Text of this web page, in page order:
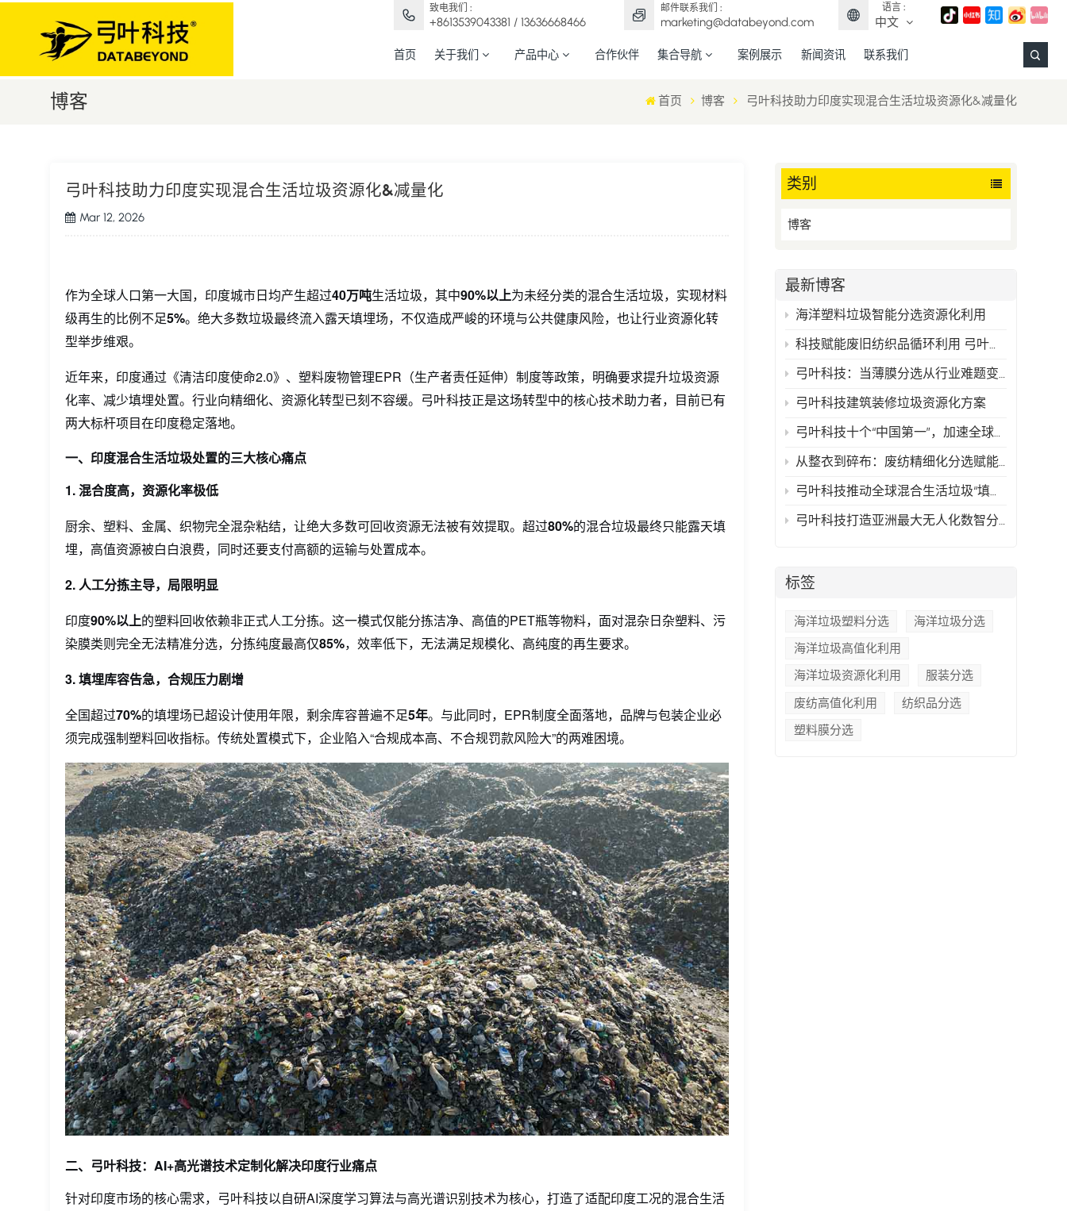
致电我们 :
+8613539043381 / 13636668466
邮件联系我们 :
marketing@databeyond.com
语言 :
中文
Español
中文
首页 关于我们 产品中心 合作伙伴 集合导航 案例展示 新闻资讯 联系我们
博客 首页 博客 弓叶科技助力印度实现混合生活垃圾资源化&减量化
类别
博客
最新博客
海洋塑料垃圾智能分选资源化利用
科技赋能废旧纺织品循环利用 弓叶科技打造精准分选新范式
弓叶科技：当薄膜分选从行业难题变成可复制的技术方案
弓叶科技建筑装修垃圾资源化方案
弓叶科技十个“中国第一”，加速全球再生资源行业智能化时代的到来
从整衣到碎布：废纺精细化分选赋能高值化再生
弓叶科技推动全球混合生活垃圾“填埋骤零化与资源最大化”
弓叶科技打造亚洲最大无人化数智分拣中心，以AI技术驱动循环经济新典范
标签
海洋垃圾塑料分选
海洋垃圾分选
海洋垃圾高值化利用
海洋垃圾资源化利用
服装分选
废纺高值化利用
纺织品分选
塑料膜分选
弓叶科技助力印度实现混合生活垃圾资源化&减量化
Mar 12, 2026
作为全球人口第一大国，印度城市日均产生超过40万吨生活垃圾，其中90%以上为未经分类的混合生活垃圾，实现材料
级再生的比例不足5%。绝大多数垃圾最终流入露天填埋场，不仅造成严峻的环境与公共健康风险，也让行业资源化转
型举步维艰。
近年来，印度通过《清洁印度使命2.0》、塑料废物管理EPR（生产者责任延伸）制度等政策，明确要求提升垃圾资源
化率、减少填埋处置。行业向精细化、资源化转型已刻不容缓。弓叶科技正是这场转型中的核心技术助力者，目前已有
两大标杆项目在印度稳定落地。
一、印度混合生活垃圾处置的三大核心痛点
1. 混合度高，资源化率极低
厨余、塑料、金属、织物完全混杂粘结，让绝大多数可回收资源无法被有效提取。超过80%的混合垃圾最终只能露天填
埋，高值资源被白白浪费，同时还要支付高额的运输与处置成本。
2. 人工分拣主导，局限明显
印度90%以上的塑料回收依赖非正式人工分拣。这一模式仅能分拣洁净、高值的PET瓶等物料，面对混杂日杂塑料、污
染膜类则完全无法精准分选，分拣纯度最高仅85%，效率低下，无法满足规模化、高纯度的再生要求。
3. 填埋库容告急，合规压力剧增
全国超过70%的填埋场已超设计使用年限，剩余库容普遍不足5年。与此同时，EPR制度全面落地，品牌与包装企业必
须完成强制塑料回收指标。传统处置模式下，企业陷入“合规成本高、不合规罚款风险大”的两难困境。
二、弓叶科技：AI+高光谱技术定制化解决印度行业痛点
针对印度市场的核心需求，弓叶科技以自研AI深度学习算法与高光谱识别技术为核心，打造了适配印度工况的混合生活